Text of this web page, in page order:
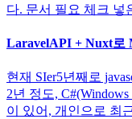
다. 문서 필요 체크 넣
LaravelAPI + Nuxt로
현재 SIer5년째로
2년 정도,
이 있어, 개인으로 최